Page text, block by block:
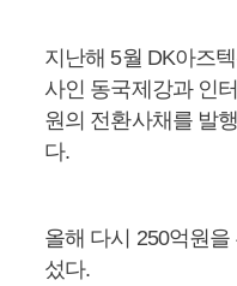
지난해 5월 DK아즈
사인 동국제강과 인
원의 전환사채를 발
다.
올해 다시 250억원
섰다.